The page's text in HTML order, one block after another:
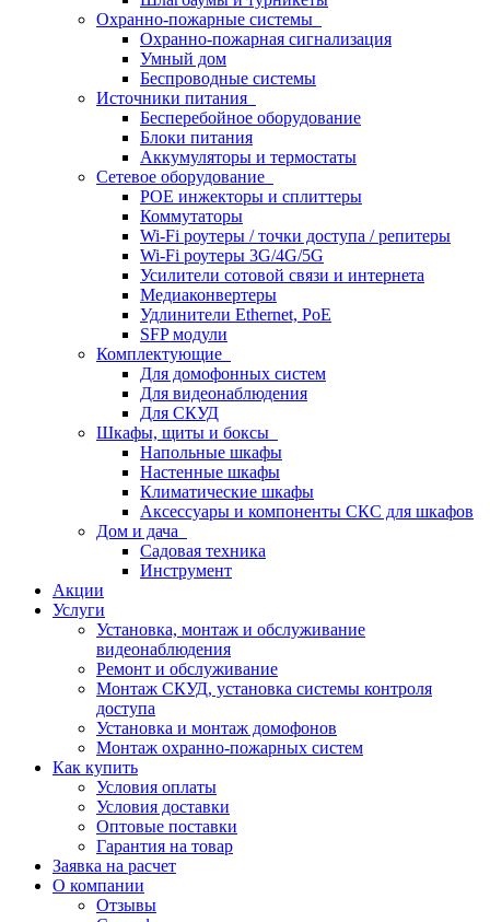
Охранно-пожарные системы
Охранно-пожарная сигнализация
Умный дом
Беспроводные системы
Источники питания
Бесперебойное оборудование
Блоки питания
Аккумуляторы и термостаты
Сетевое оборудование
POE инжекторы и сплиттеры
Коммутаторы
Wi-Fi роутеры / точки доступа / репитеры
Wi-Fi роутеры 3G/4G/5G
Усилители сотовой связи и интернета
Медиаконвертеры
Удлинители Ethernet, PoE
SFP модули
Комплектующие
Для домофонных систем
Для видеонаблюдения
Для СКУД
Шкафы, щиты и боксы
Напольные шкафы
Настенные шкафы
Климатические шкафы
Аксессуары и компоненты СКС для шкафов
Дом и дача
Садовая техника
Инструмент
Акции
Услуги
Установка, монтаж и обслуживание
видеонаблюдения
Ремонт и обслуживание
Монтаж СКУД, установка системы контроля
доступа
Установка и монтаж домофонов
Монтаж охранно-пожарных систем
Как купить
Условия оплаты
Условия доставки
Оптовые поставки
Гарантия на товар
Заявка на расчет
О компании
Отзывы